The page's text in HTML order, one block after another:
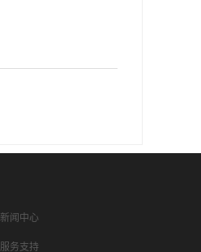
新闻中心
服务支持